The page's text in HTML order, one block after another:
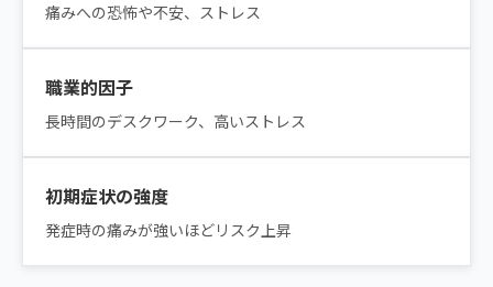
痛みへの恐怖や不安、ストレス
職業的因子
長時間のデスクワーク、高いストレス
初期症状の強度
発症時の痛みが強いほどリスク上昇